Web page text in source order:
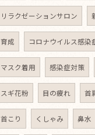
リラクゼーションサロン
育成 コロナウイルス感染
マスク着用 感染症対策
スギ花粉 目の疲れ 首
首こり くしゃみ 鼻水